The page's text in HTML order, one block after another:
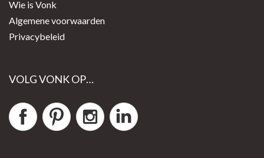
Wie is Vonk
Algemene voorwaarden
Privacybeleid
VOLG VONK OP…